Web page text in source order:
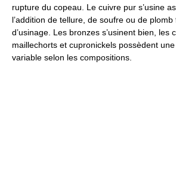
rupture du copeau. Le cuivre pur s’usine
l’addition de tellure, de soufre ou de
d’usinage. Les bronzes s’usinent bien, les
maillechorts et cupronickels possèdent
variable selon les compositions.